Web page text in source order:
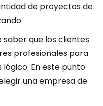
de proyectos de
que los clientes
profesionales para
En este punto
una empresa de